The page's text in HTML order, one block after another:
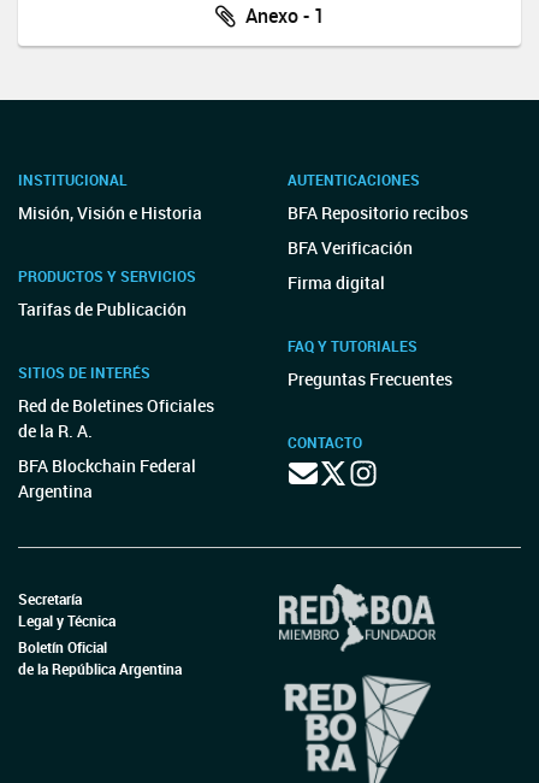
Anexo - 1
INSTITUCIONAL
Misión, Visión e Historia
PRODUCTOS Y SERVICIOS
Tarifas de Publicación
SITIOS DE INTERÉS
Red de Boletines Oficiales
de la R. A.
BFA Blockchain Federal
Argentina
AUTENTICACIONES
BFA Repositorio recibos
BFA Verificación
Firma digital
FAQ Y TUTORIALES
Preguntas Frecuentes
CONTACTO
Secretaría
Legal y Técnica
Boletín Oficial
de la República Argentina